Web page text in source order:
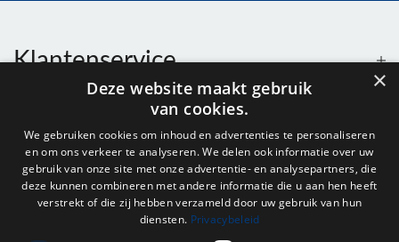
Klantenservice
Openingstijden
Nieuwsbrief
×
Deze website maakt gebruik
van cookies.
We gebruiken cookies om inhoud en advertenties te personaliseren
en om ons verkeer te analyseren. We delen ook informatie over uw
gebruik van onze site met onze advertentie- en analysepartners, die
deze kunnen combineren met andere informatie die u aan hen heeft
verstrekt of die zij hebben verzameld door uw gebruik van hun
diensten. Privacybeleid